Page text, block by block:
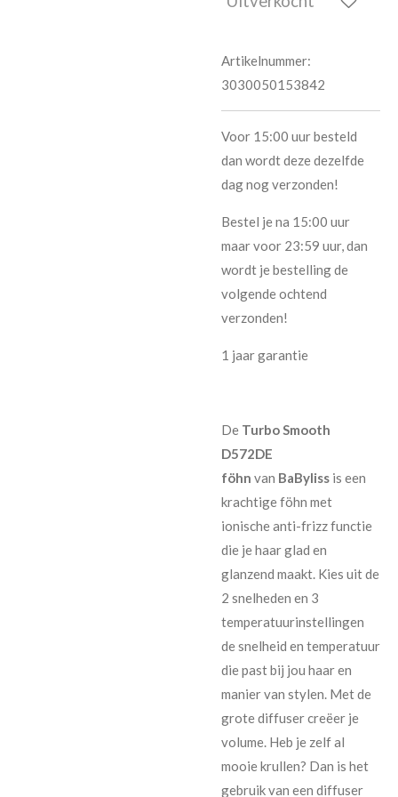
Artikelnummer:
3030050153842
Voor 15:00 uur besteld
dan wordt deze dezelfde
dag nog verzonden!
Bestel je na 15:00 uur
maar voor 23:59 uur, dan
wordt je bestelling de
volgende ochtend
verzonden!
1 jaar garantie
De Turbo Smooth
D572DE
föhn van BaByliss is een
krachtige föhn met
ionische anti-frizz functie
die je haar glad en
glanzend maakt. Kies uit de
2 snelheden en 3
temperatuurinstellingen
de snelheid en temperatuur
die past bij jou haar en
manier van stylen. Met de
grote diffuser creëer je
volume. Heb je zelf al
mooie krullen? Dan is het
gebruik van een diffuser